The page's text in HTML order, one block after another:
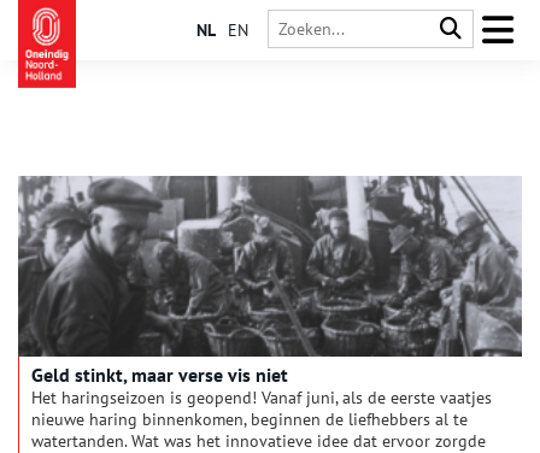
NL EN
Geld stinkt, maar verse vis niet
Het haringseizoen is geopend! Vanaf juni, als de eerste vaatjes
nieuwe haring binnenkomen, beginnen de liefhebbers al te
watertanden. Wat was het innovatieve idee dat ervoor zorgde